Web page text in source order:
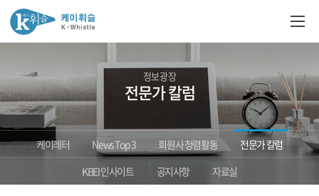
정보광장
전문가 칼럼
케이레터 News Top 3 회원사 청렴활동
전문가 칼럼
KBEI 인사이트
공지사항 자료실